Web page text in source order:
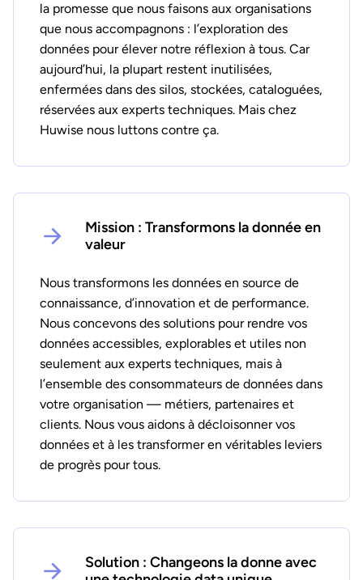
la promesse que nous faisons aux organisations
que nous accompagnons : l’exploration des
données pour élever notre réflexion à tous. Car
aujourd’hui, la plupart restent inutilisées,
enfermées dans des silos, stockées, cataloguées,
réservées aux experts techniques. Mais chez
Huwise nous luttons contre ça.
Mission : Transformons la donnée en
valeur
Nous transformons les données en source de
connaissance, d’innovation et de performance.
Nous concevons des solutions pour rendre vos
données accessibles, explorables et utiles non
seulement aux experts techniques, mais à
l’ensemble des consommateurs de données dans
votre organisation — métiers, partenaires et
clients. Nous vous aidons à décloisonner vos
données et à les transformer en véritables leviers
de progrès pour tous.
Solution : Changeons la donne avec